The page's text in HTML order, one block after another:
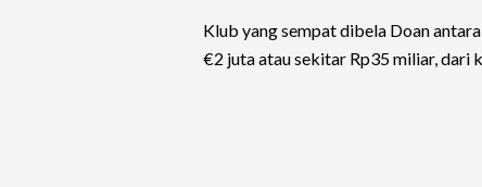
Klub yang sempat dibela Doan
€2 juta atau sekitar Rp35 miliar, dari